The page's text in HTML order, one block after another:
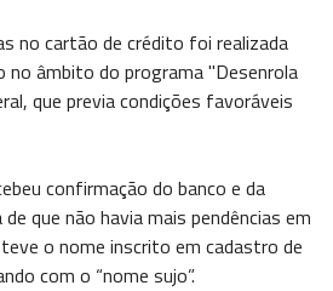
no cartão de crédito foi realizada
no âmbito do programa "Desenrola
que previa condições favoráveis
confirmação do banco e da
que não havia mais pendências em
o nome inscrito em cadastro de
com o “nome sujo”.